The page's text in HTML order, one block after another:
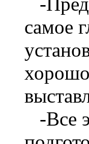
самое
-Все